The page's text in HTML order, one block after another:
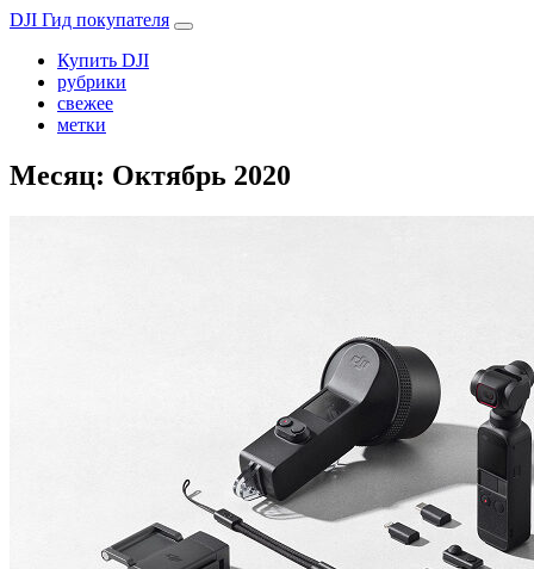
DJI Гид покупателя
Купить DJI
рубрики
свежее
метки
Месяц: Октябрь 2020